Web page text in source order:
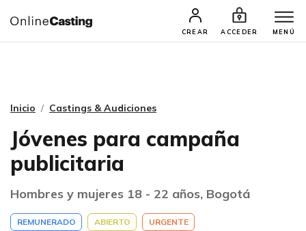
CREAR ACCEDER MENÚ
CASTINGS Y AUDICIONES TALENTOS
Inicio Castings & Audiciones
Jóvenes para campaña
publicitaria
Hombres y mujeres 18 - 22 años, Bogotá
REMUNERADO ABIERTO URGENTE